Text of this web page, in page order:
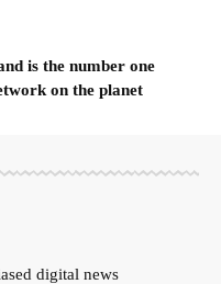
is the number one
on the planet
digital news